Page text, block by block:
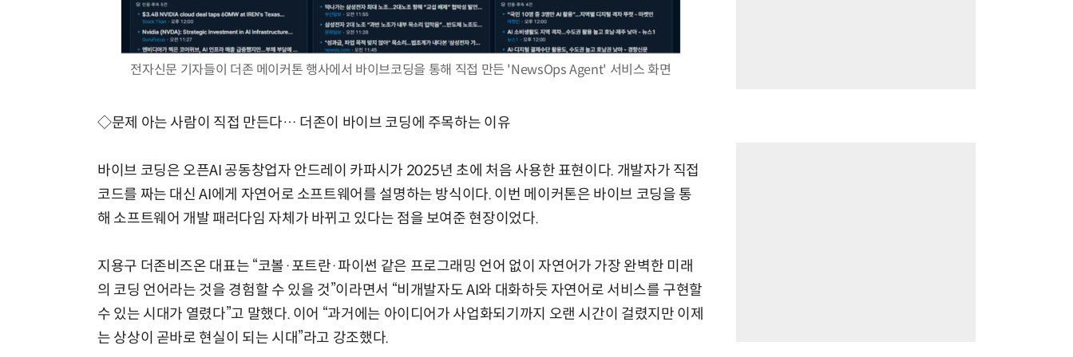
전자신문 기자들이 더존 메이커톤 행사에서 바이브코딩을 통해 직접 만든 'NewsOps Agent' 서비스 화면
◇문제 아는 사람이 직접 만든다… 더존이 바이브 코딩에 주목하는 이유
바이브 코딩은 오픈AI 공동창업자 안드레이 카파시가 2025년 초에 처음 사용한 표현이다. 개발자가 직접
코드를 짜는 대신 AI에게 자연어로 소프트웨어를 설명하는 방식이다. 이번 메이커톤은 바이브 코딩을 통
해 소프트웨어 개발 패러다임 자체가 바뀌고 있다는 점을 보여준 현장이었다.
지용구 더존비즈온 대표는 “코볼·포트란·파이썬 같은 프로그래밍 언어 없이 자연어가 가장 완벽한 미래
의 코딩 언어라는 것을 경험할 수 있을 것”이라면서 “비개발자도 AI와 대화하듯 자연어로 서비스를 구현할
수 있는 시대가 열렸다”고 말했다. 이어 “과거에는 아이디어가 사업화되기까지 오랜 시간이 걸렸지만 이제
는 상상이 곧바로 현실이 되는 시대”라고 강조했다.